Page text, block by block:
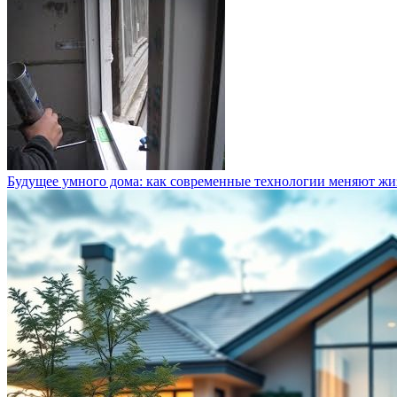
Будущее умного дома: как современные технологии меняют